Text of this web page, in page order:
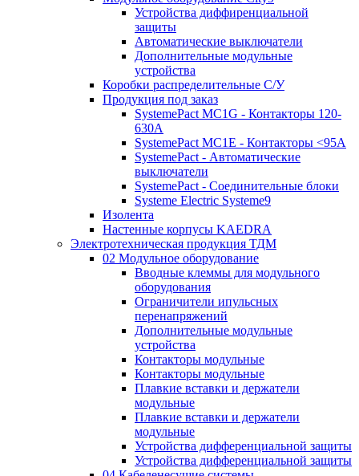
Устройства диффиренциальной
защиты
Автоматические выключатели
Дополнительные модульные
устройства
Коробки распределительные C/У
Продукция под заказ
SystemePact MC1G - Контакторы 120-
630A
SystemePact MC1E - Контакторы <95A
SystemePact - Автоматические
выключатели
SystemePact - Соединительные блоки
Systeme Electric Systeme9
Изолента
Настенные корпусы KAEDRA
Электротехническая продукция ТДМ
02 Модульное оборудование
Вводные клеммы для модульного
оборудования
Ограничители ипульсных
перенапряжений
Дополнительные модульные
устройства
Контакторы модульные
Контакторы модульные
Плавкие вставки и держатели
модульные
Плавкие вставки и держатели
модульные
Устройства дифференциальной защиты
Устройства дифференциальной защиты